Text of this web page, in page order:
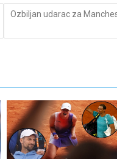
Ozbiljan udarac za